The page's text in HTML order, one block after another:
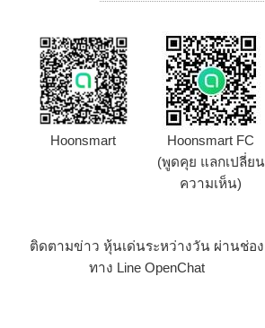
Hoonsmart
Hoonsmart FC
(พูดคุย แลกเปลี่ยน
ความเห็น)
ติดตามข่าว หุ้นเด่นระหว่างวัน ผ่านช่อง
ทาง Line OpenChat